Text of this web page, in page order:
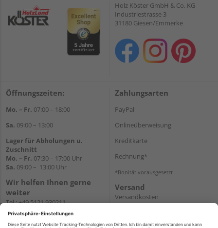
Holz Köster GmbH & Co. KG
Industriestrasse 3
31180 Giesen/Emmerke
Öffnungszeiten:
Mo. – Fr. 07:00 – 18:00
Sa. 09:00 – 13:00
Lager für Abholungen u.
Zuschnitt
Mo. – Fr. 07:30 – 17:00 Uhr
Sa. 09:00 – 13:00 Uhr
Wir helfen Ihnen gerne
weiter
Tel.:+49 5121 930211
E-Mail:holzlandshop@holzland-
Zahlungsarten
PayPal
Onlineüberweisung
Kreditkarte
Rechnung*
*Bonität vorausgesetzt
Versand
Versandkosten